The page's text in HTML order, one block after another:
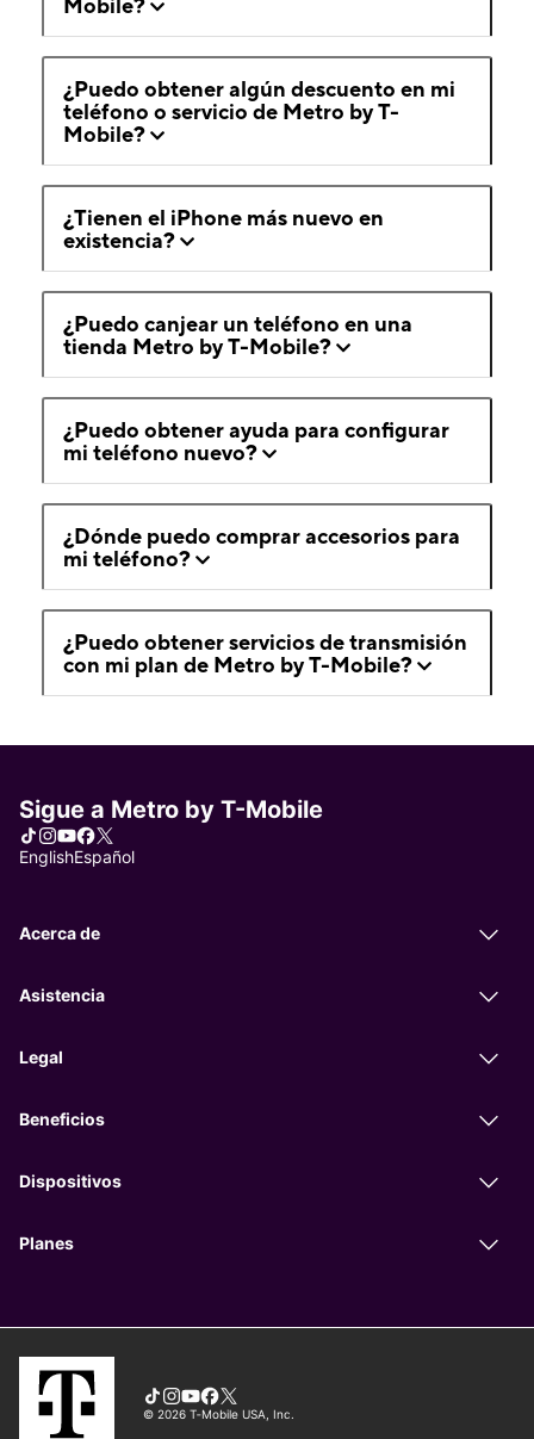
¿Puedo obtener algún descuento en mi
teléfono o servicio de Metro by T-
Mobile?
¿Tienen el iPhone más nuevo en
existencia?
¿Puedo canjear un teléfono en una
tienda Metro by T-Mobile?
¿Puedo obtener ayuda para configurar
mi teléfono nuevo?
¿Dónde puedo comprar accesorios para
mi teléfono?
¿Puedo obtener servicios de transmisión
con mi plan de Metro by T-Mobile?